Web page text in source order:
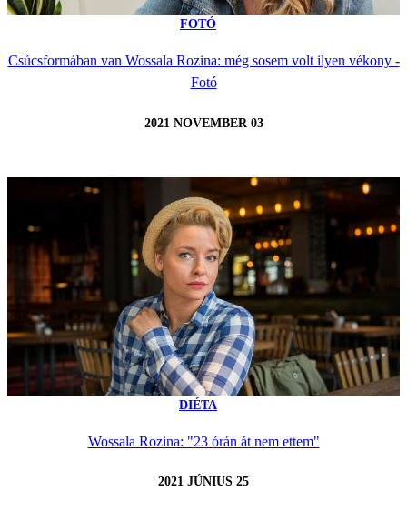
FOTÓ
Csúcsformában van Wossala Rozina: még sosem volt ilyen vékony -
Fotó
2021 NOVEMBER 03
DIÉTA
Wossala Rozina: "23 órán át nem ettem"
2021 JÚNIUS 25